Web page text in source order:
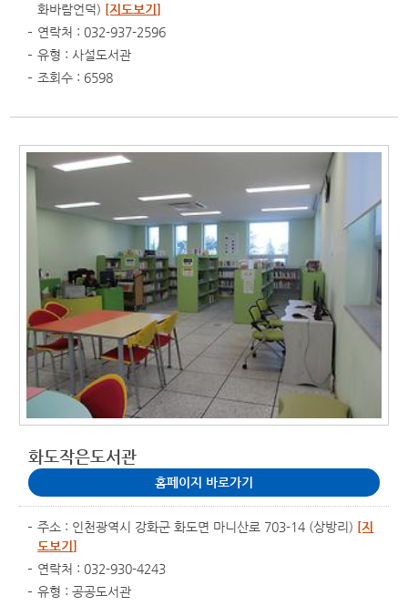
화바람언덕) [지도보기]
연락처 : 032-937-2596
유형 : 사설도서관
조회수 : 6598
화도작은도서관
홈페이지 바로가기
주소 : 인천광역시 강화군 화도면 마니산로 703-14 (상방리) [지
도보기]
연락처 : 032-930-4243
유형 : 공공도서관